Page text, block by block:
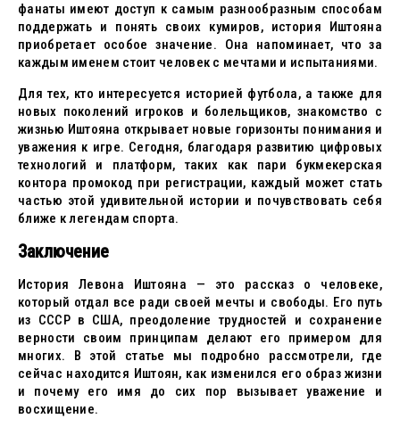
фанаты имеют доступ к самым разнообразным способам
поддержать и понять своих кумиров, история Иштояна
приобретает особое значение. Она напоминает, что за
каждым именем стоит человек с мечтами и испытаниями.
Для тех, кто интересуется историей футбола, а также для
новых поколений игроков и болельщиков, знакомство с
жизнью Иштояна открывает новые горизонты понимания и
уважения к игре. Сегодня, благодаря развитию цифровых
технологий и платформ, таких как пари букмекерская
контора промокод при регистрации, каждый может стать
частью этой удивительной истории и почувствовать себя
ближе к легендам спорта.
Заключение
История Левона Иштояна — это рассказ о человеке,
который отдал все ради своей мечты и свободы. Его путь
из СССР в США, преодоление трудностей и сохранение
верности своим принципам делают его примером для
многих. В этой статье мы подробно рассмотрели, где
сейчас находится Иштоян, как изменился его образ жизни
и почему его имя до сих пор вызывает уважение и
восхищение.